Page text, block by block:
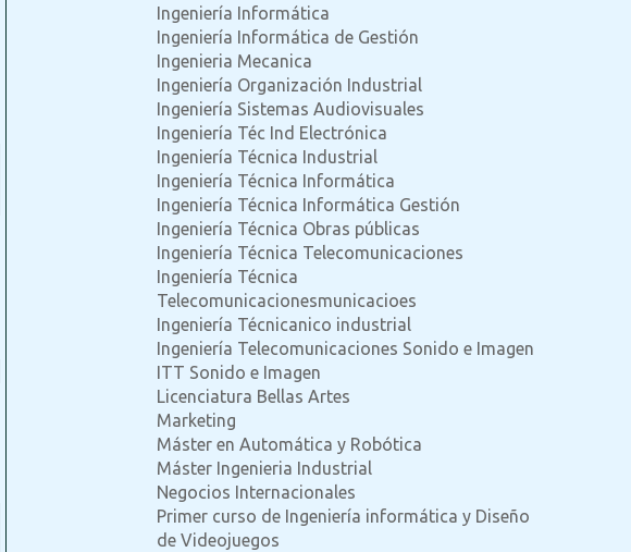
Ingeniería Informática
Ingeniería Informática de Gestión
Ingenieria Mecanica
Ingeniería Organización Industrial
Ingeniería Sistemas Audiovisuales
Ingeniería Téc Ind Electrónica
Ingeniería Técnica Industrial
Ingeniería Técnica Informática
Ingeniería Técnica Informática Gestión
Ingeniería Técnica Obras públicas
Ingeniería Técnica Telecomunicaciones
Ingeniería Técnica
Telecomunicacionesmunicacioes
Ingeniería Técnicanico industrial
Ingeniería Telecomunicaciones Sonido e Imagen
ITT Sonido e Imagen
Licenciatura Bellas Artes
Marketing
Máster en Automática y Robótica
Máster Ingenieria Industrial
Negocios Internacionales
Primer curso de Ingeniería informática y Diseño
de Videojuegos